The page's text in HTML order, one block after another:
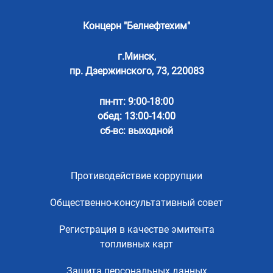
Концерн "Белнефтехим"
г.Минск,
пр. Дзержинского, 73, 220083
пн-пт: 9:00-18:00
обед: 13:00-14:00
сб-вс: выходной
Противодействие коррупции
Общественно-консультативный совет
Регистрация в качестве эмитента
топливных карт